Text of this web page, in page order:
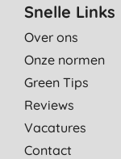
Snelle Links
Over ons
Onze normen
Green Tips
Reviews
Vacatures
Contact